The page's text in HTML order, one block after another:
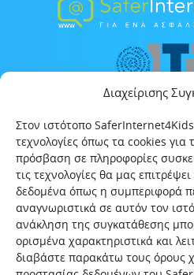
Διαχείρισης
Στον ιστότοπο
τεχνολογίες όπως τα cookies
πρόσβαση σε πληροφορίες
τις τεχνολογίες θα μας
δεδομένα όπως η συμπεριφορά
αναγνωριστικά σε αυτόν τον
ανάκληση της συγκατάθεσης
ορισμένα χαρακτηριστικά και
διαβάστε παρακάτω τους όρους